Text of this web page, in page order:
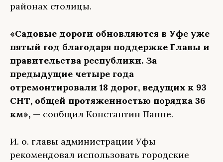
районах столицы.
«Садовые дороги обновляются в Уфе уже
пятый год благодаря поддержке Главы и
правительства республики. За
предыдущие четыре года
отремонтировали 18 дорог, ведущих к 93
СНТ, общей протяженностью порядка 36
км», — сообщил Константин Паппе.
И. о. главы администрации Уфы
рекомендовал использовать городские